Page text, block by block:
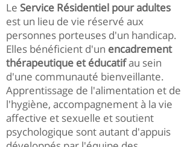
Le Service Résidentiel pour adultes
est un lieu de vie réservé aux
personnes porteuses d'un handicap.
Elles bénéficient d'un encadrement
thérapeutique et éducatifau sein
d'une communauté bienveillante.
Apprentissage de l'alimentation et de
l'hygiène, accompagnement à la vie
affective et sexuelle et soutient
psychologique sont autant d'appuis